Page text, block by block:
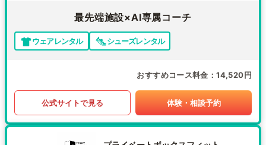
最先端施設×AI専属コーチ
ウェアレンタル シューズレンタル
おすすめコース料金 14,520円
公式サイトで見る 体験・相談予約